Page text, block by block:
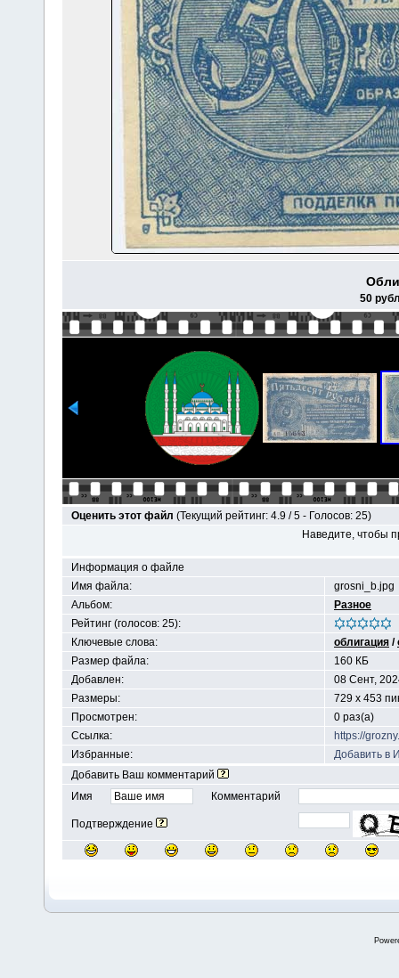
50
Оценить этот файл (Текущий рейтинг: 4.9 / 5 - Голосов: 25)
Наведите, чтобы
Информация о файле
Имя файла:
grosni_b.jpg
Альбом:
Разное
Рейтинг (голосов: 25):
Ключевые слова:
облигация /
Размер файла:
160 КБ
Добавлен:
08 Сент,
Размеры:
729 x 453
Просмотрен:
0 раз(а)
Ссылка:
https://
Избранные:
Добавить в
Добавить Ваш комментарий
Имя
Комментарий
Подтверждение